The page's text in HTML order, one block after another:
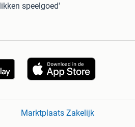
speelgoed'
Marktplaats Zakelijk